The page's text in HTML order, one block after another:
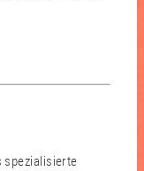
spezialisierte